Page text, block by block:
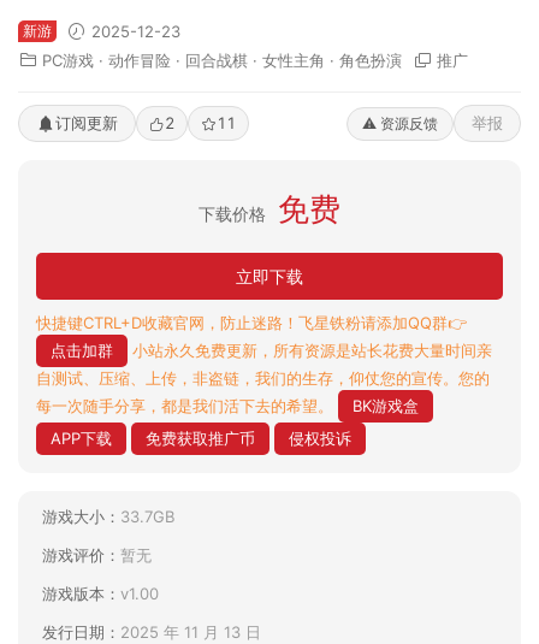
新游
2025-12-23
PC游戏 · 动作冒险 · 回合战棋 · 女性主角 · 角色扮演 推广
订阅更新 2 11 ⚠️ 资源反馈 举报
下载价格 免费
立即下载
快捷键CTRL+D收藏官网，防止迷路！飞星铁粉请添加QQ群👉
点击加群
小站永久免费更新，所有资源是站长花费大量时间亲
自测试、压缩、上传，非盗链，我们的生存，仰仗您的宣传。您的
每一次随手分享，都是我们活下去的希望。
BK游戏盒
APP下载
免费获取推广币 侵权投诉
游戏大小： 33.7GB
游戏评价： 暂无
游戏版本： v1.00
发行日期： 2025 年 11 月 13 日